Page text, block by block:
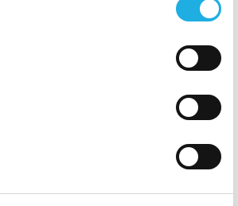
vill stärka mångfalden är AI ingen
mindre.
process ser ut
Vad krävs faktiskt för